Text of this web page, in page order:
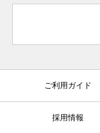
ご利用ガイド
採用情報